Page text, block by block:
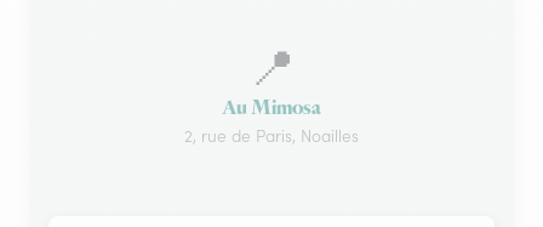
📍
Au Mimosa
2, rue de Paris, Noailles